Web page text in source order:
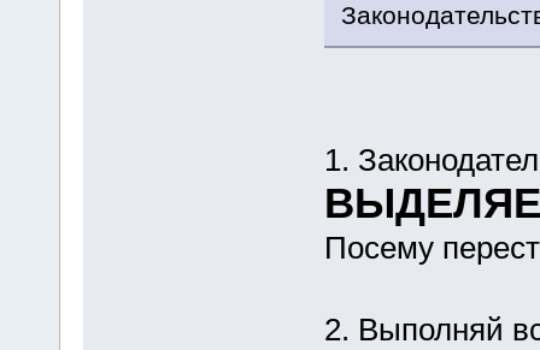
1.
Посему
2. Выполняй